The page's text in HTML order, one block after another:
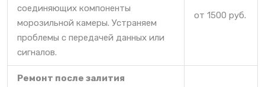
соединяющих компоненты
морозильной камеры. Устраняем
проблемы с передачей данных или
сигналов.
от 1500 руб.
Ремонт после залития